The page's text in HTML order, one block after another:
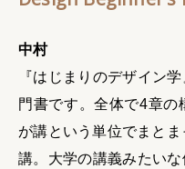
中村
『はじまりのデザイン
門書です。全体で4章の
が講という単位でまと
講。大学の講義みたい